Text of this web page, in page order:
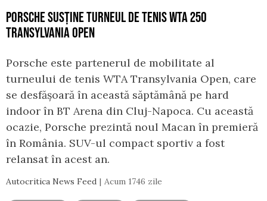
PORSCHE SUSȚINE TURNEUL DE TENIS WTA 250
TRANSYLVANIA OPEN
Porsche este partenerul de mobilitate al
turneului de tenis WTA Transylvania Open, care
se desfășoară în această săptămână pe hard
indoor în BT Arena din Cluj-Napoca. Cu această
ocazie, Porsche prezintă noul Macan în premieră
în România. SUV-ul compact sportiv a fost
relansat în acest an.
Autocritica News Feed Acum 1746 zile